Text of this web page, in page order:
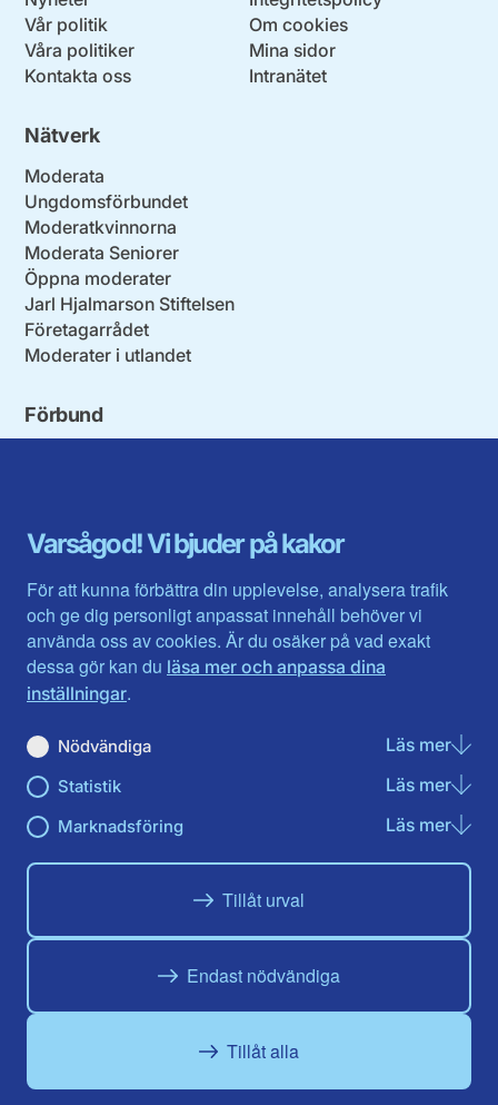
Varsågod! Vi bjuder på kakor
För att kunna förbättra din upplevelse, analysera trafik
och ge dig personligt anpassat innehåll behöver vi
använda oss av cookies. Är du osäker på vad exakt
dessa gör kan du läsa mer och anpassa dina
inställningar.
Nödvändiga Läs merom
Statistik Läs merom
Marknadsföring Läs merom
Tillåt urval
Endast nödvändiga
Tillåt alla
Vår politik
Våra politiker
Kontakta oss
Om cookies
Mina sidor
Intranätet
Nätverk
Moderata
Ungdomsförbundet
Moderatkvinnorna
Moderata Seniorer
Öppna moderater
Jarl Hjalmarson Stiftelsen
Företagarrådet
Moderater i utlandet
Förbund
Gävleborg
Halland
Jämtlands län
Jönköpings län
Kalmar län
Kronobergs län
Norrbotten
Skåne län
Värmlands län
Västerbotten
Västra Götaland
Västernorrland
Västmanland
Örebro län
Östergötland
Du hittar oss här på sociala medier
Facebook
Instagram